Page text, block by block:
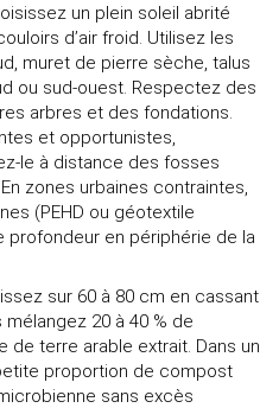
un plein soleil abrité
d’air froid. Utilisez les
muret de pierre sèche, talus
ou sud-ouest. Respectez des
arbres et des fondations.
et opportunistes,
le à distance des fosses
zones urbaines contraintes,
(PEHD ou géotextile
profondeur en périphérie de la
sur 60 à 80 cm en cassant
20 à 40 % de
de terre arable extrait. Dans un
proportion de compost
sans excès